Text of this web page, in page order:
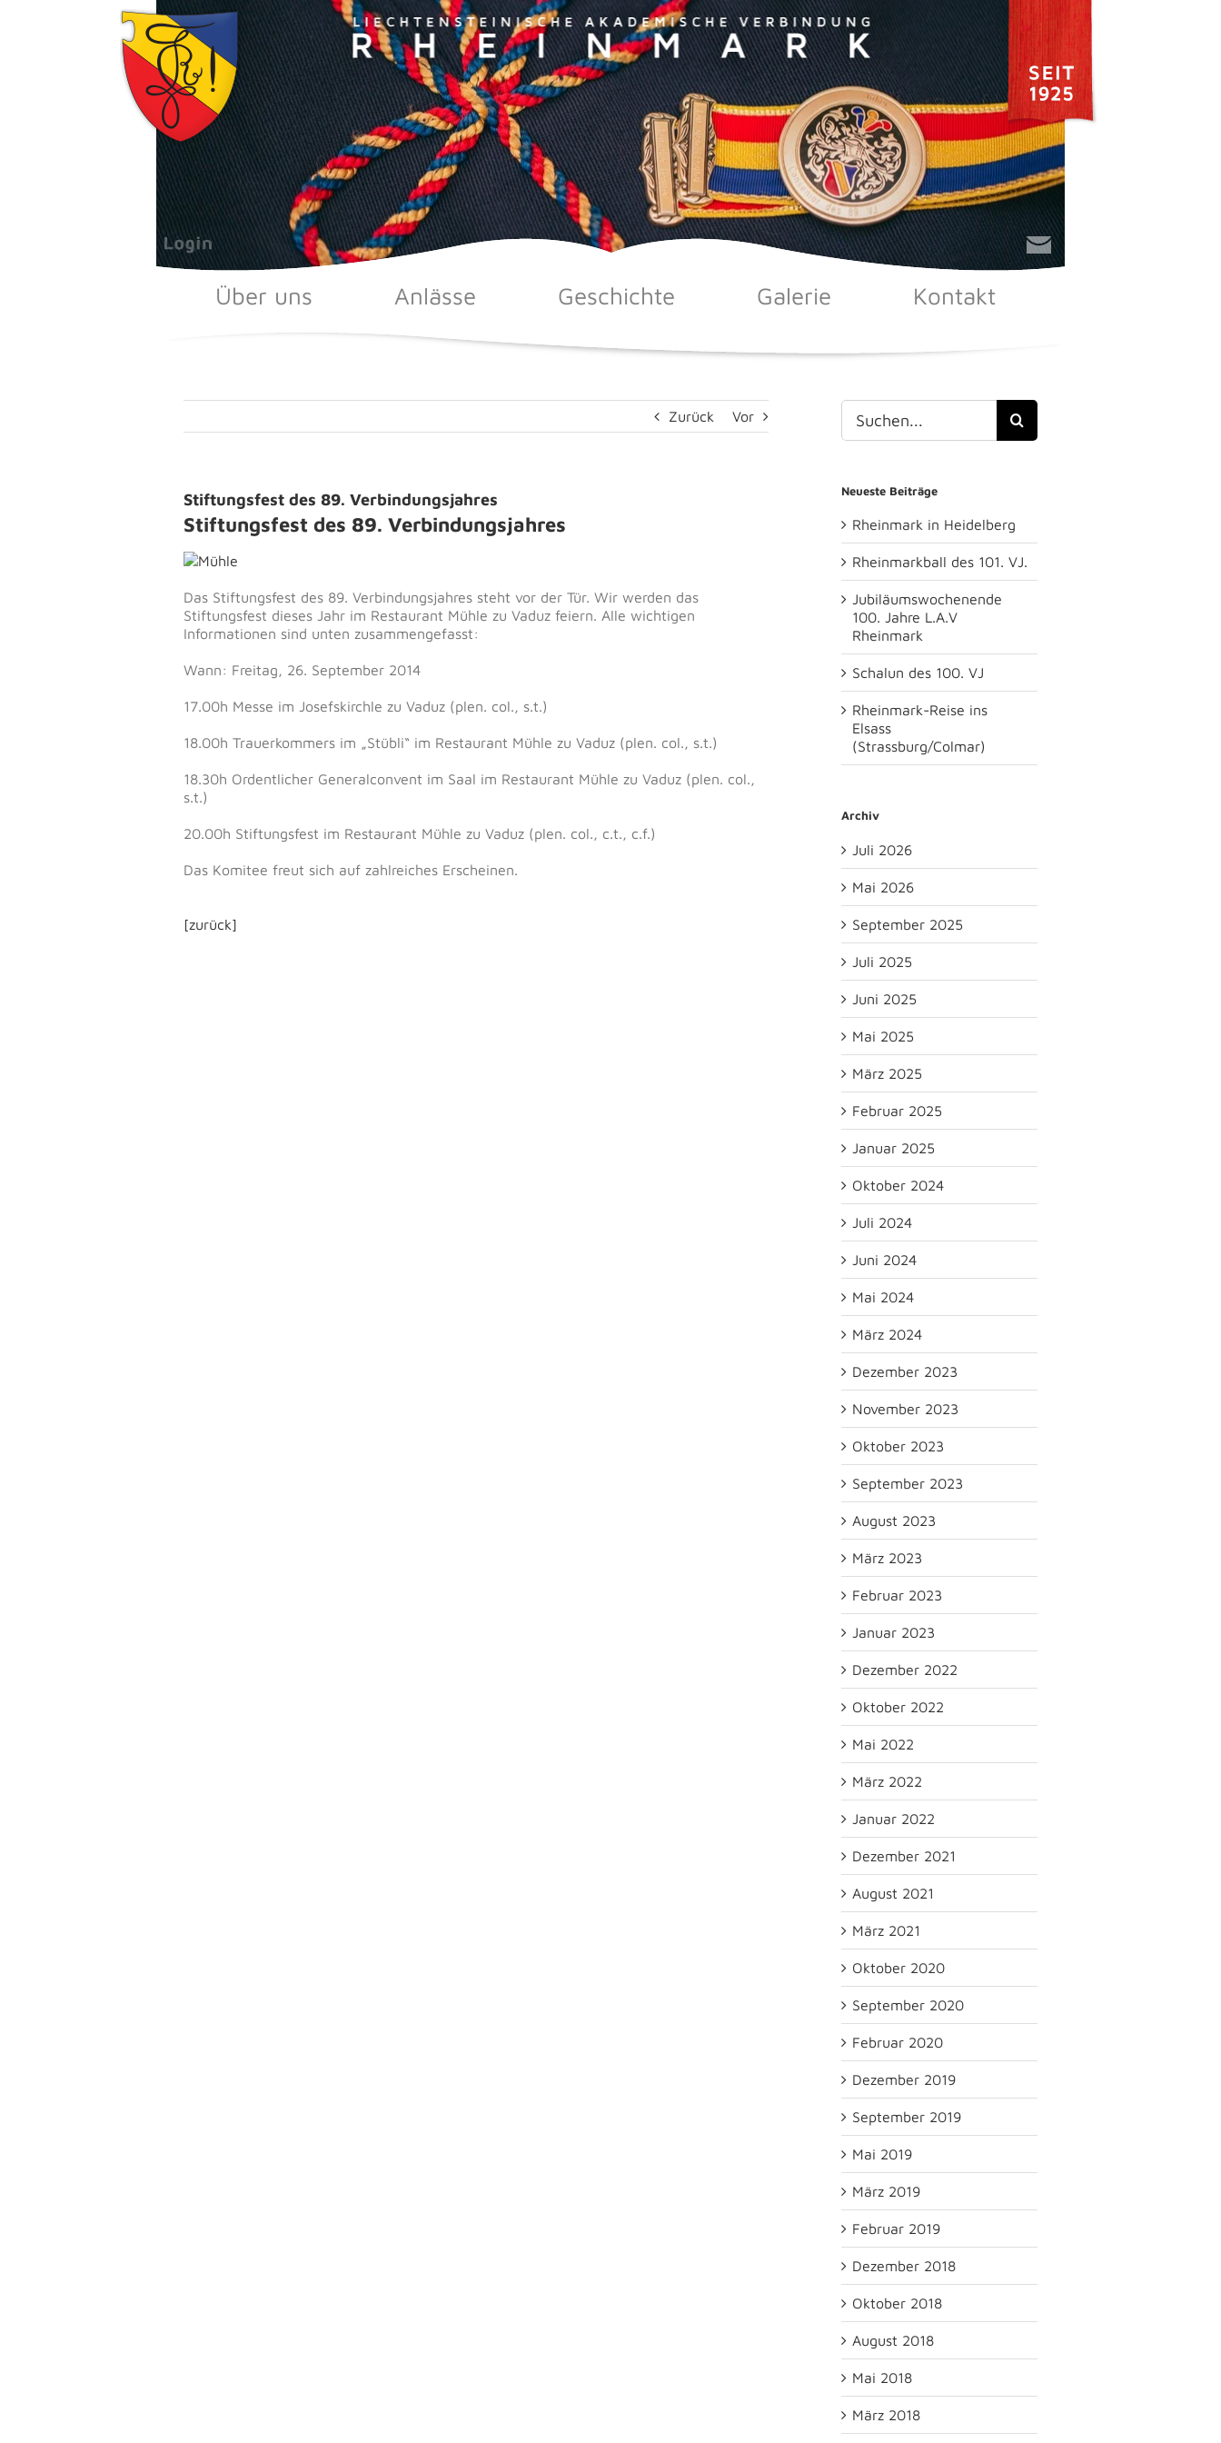
Über uns Anlässe Geschichte Galerie Kontakt
Zurück Vor
Stiftungsfest des 89. Verbindungsjahres
Stiftungsfest des 89. Verbindungsjahres
Das Stiftungsfest des 89. Verbindungsjahres steht vor der Tür. Wir werden das
Stiftungsfest dieses Jahr im Restaurant Mühle zu Vaduz feiern. Alle wichtigen
Informationen sind unten zusammengefasst:
Wann: Freitag, 26. September 2014
17.00h Messe im Josefskirchle zu Vaduz (plen. col., s.t.)
18.00h Trauerkommers im „Stübli“ im Restaurant Mühle zu Vaduz (plen. col., s.t.)
18.30h Ordentlicher Generalconvent im Saal im Restaurant Mühle zu Vaduz (plen. col.,
s.t.)
20.00h Stiftungsfest im Restaurant Mühle zu Vaduz (plen. col., c.t., c.f.)
Das Komitee freut sich auf zahlreiches Erscheinen.
[zurück]
Suche
nach:
Neueste Beiträge
Rheinmark in Heidelberg
Rheinmarkball des 101. VJ.
Jubiläumswochenende
100. Jahre L.A.V
Rheinmark
Schalun des 100. VJ
Rheinmark-Reise ins
Elsass
(Strassburg/Colmar)
Archiv
Juli 2026
Mai 2026
September 2025
Juli 2025
Juni 2025
Mai 2025
März 2025
Februar 2025
Januar 2025
Oktober 2024
Juli 2024
Juni 2024
Mai 2024
März 2024
Dezember 2023
November 2023
Oktober 2023
September 2023
August 2023
März 2023
Februar 2023
Januar 2023
Dezember 2022
Oktober 2022
Mai 2022
März 2022
Januar 2022
Dezember 2021
August 2021
März 2021
Oktober 2020
September 2020
Februar 2020
Dezember 2019
September 2019
Mai 2019
März 2019
Februar 2019
Dezember 2018
Oktober 2018
August 2018
Mai 2018
März 2018